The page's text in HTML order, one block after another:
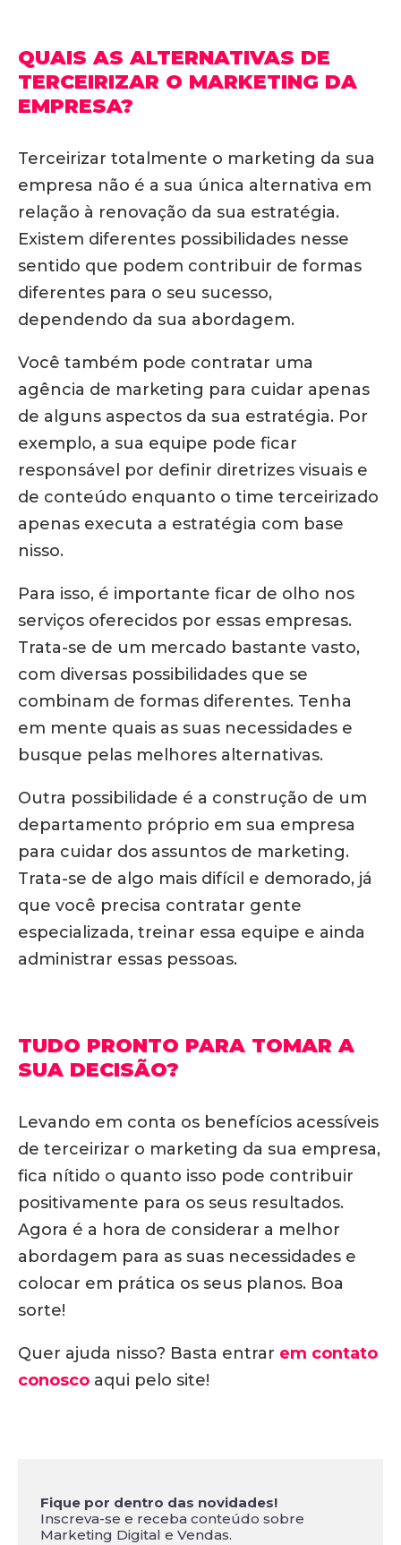
QUAIS AS ALTERNATIVAS DE
TERCEIRIZAR O MARKETING DA
EMPRESA?
Terceirizar totalmente o marketing da sua
empresa não é a sua única alternativa em
relação à renovação da sua estratégia.
Existem diferentes possibilidades nesse
sentido que podem contribuir de formas
diferentes para o seu sucesso,
dependendo da sua abordagem.
Você também pode contratar uma
agência de marketing para cuidar apenas
de alguns aspectos da sua estratégia. Por
exemplo, a sua equipe pode ficar
responsável por definir diretrizes visuais e
de conteúdo enquanto o time terceirizado
apenas executa a estratégia com base
nisso.
Para isso, é importante ficar de olho nos
serviços oferecidos por essas empresas.
Trata-se de um mercado bastante vasto,
com diversas possibilidades que se
combinam de formas diferentes. Tenha
em mente quais as suas necessidades e
busque pelas melhores alternativas.
Outra possibilidade é a construção de um
departamento próprio em sua empresa
para cuidar dos assuntos de marketing.
Trata-se de algo mais difícil e demorado, já
que você precisa contratar gente
especializada, treinar essa equipe e ainda
administrar essas pessoas.
TUDO PRONTO PARA TOMAR A
SUA DECISÃO?
Levando em conta os benefícios acessíveis
de terceirizar o marketing da sua empresa,
fica nítido o quanto isso pode contribuir
positivamente para os seus resultados.
Agora é a hora de considerar a melhor
abordagem para as suas necessidades e
colocar em prática os seus planos. Boa
sorte!
Quer ajuda nisso? Basta entrar em contato
conosco aqui pelo site!
Fique por dentro das novidades!
Inscreva-se e receba conteúdo sobre
Marketing Digital e Vendas.